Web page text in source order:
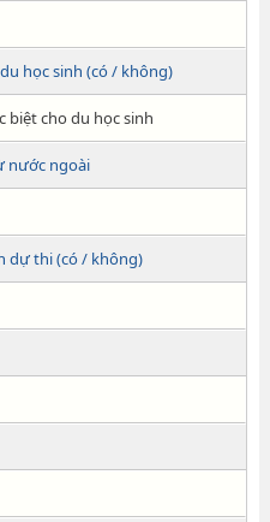
học sinh (có / không)
biệt cho du học sinh
nước ngoài
dự thi (có / không)